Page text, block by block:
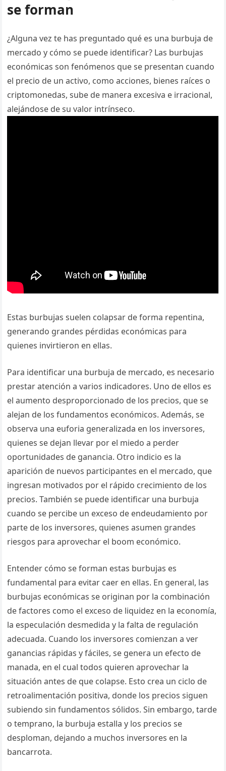
se forman
¿Alguna vez te has preguntado qué es una burbuja de
mercado y cómo se puede identificar? Las burbujas
económicas son fenómenos que se presentan cuando
el precio de un activo, como acciones, bienes raíces o
criptomonedas, sube de manera excesiva e irracional,
alejándose de su valor intrínseco.
Estas burbujas suelen colapsar de forma repentina,
generando grandes pérdidas económicas para
quienes invirtieron en ellas.
Para identificar una burbuja de mercado, es necesario
prestar atención a varios indicadores. Uno de ellos es
el aumento desproporcionado de los precios, que se
alejan de los fundamentos económicos. Además, se
observa una euforia generalizada en los inversores,
quienes se dejan llevar por el miedo a perder
oportunidades de ganancia. Otro indicio es la
aparición de nuevos participantes en el mercado, que
ingresan motivados por el rápido crecimiento de los
precios. También se puede identificar una burbuja
cuando se percibe un exceso de endeudamiento por
parte de los inversores, quienes asumen grandes
riesgos para aprovechar el boom económico.
Entender cómo se forman estas burbujas es
fundamental para evitar caer en ellas. En general, las
burbujas económicas se originan por la combinación
de factores como el exceso de liquidez en la economía,
la especulación desmedida y la falta de regulación
adecuada. Cuando los inversores comienzan a ver
ganancias rápidas y fáciles, se genera un efecto de
manada, en el cual todos quieren aprovechar la
situación antes de que colapse. Esto crea un ciclo de
retroalimentación positiva, donde los precios siguen
subiendo sin fundamentos sólidos. Sin embargo, tarde
o temprano, la burbuja estalla y los precios se
desploman, dejando a muchos inversores en la
bancarrota.